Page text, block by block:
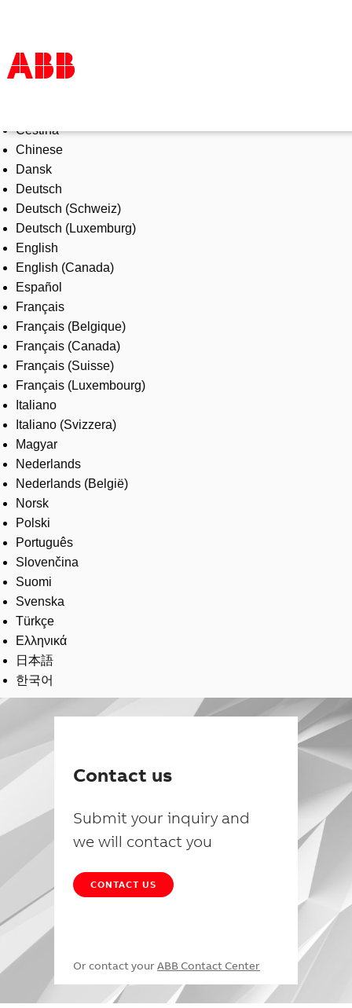
Products & Solutions
Industries
Services
About us
Where to buy
Contact us
Careers
Čeština
Chinese
Dansk
Deutsch
Deutsch (Schweiz)
Deutsch (Luxemburg)
English
English (Canada)
Español
Français
Français (Belgique)
Français (Canada)
Français (Suisse)
Français (Luxembourg)
Italiano
Italiano (Svizzera)
Magyar
Nederlands
Nederlands (België)
Norsk
Polski
Português
Slovenčina
Suomi
Svenska
Türkçe
Ελληνικά
日本語
한국어
Contact us
Submit your inquiry and
we will contact you
CONTACT US
Or contact your ABB Contact Center